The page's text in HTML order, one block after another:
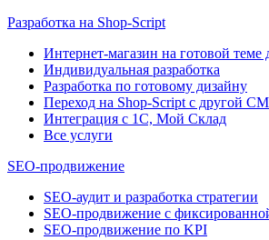
Разработка на Shop-Script
Интернет-магазин на готовой теме
Индивидуальная разработка
Разработка по готовому дизайну
Переход на Shop-Script с другой
Интеграция с 1С, Мой Склад
Все услуги
SEO-продвижение
SEO-аудит и разработка стратегии
SEO-продвижение с
SEO-продвижение по KPI